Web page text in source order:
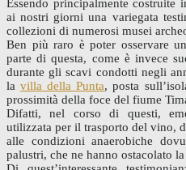
Essendo principalmente costruite
ai nostri giorni una variegata
collezioni di numerosi musei
Ben più raro è poter osservare
parte di questa, come è invece
durante gli scavi condotti negli
lavilla della Punta, posta
prossimità della foce del fiume
Difatti, nel corso di questi,
utilizzata per il trasporto del vino,
alle condizioni anaerobiche
palustri, che ne hanno ostacolato